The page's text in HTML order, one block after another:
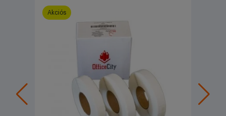
Akciós